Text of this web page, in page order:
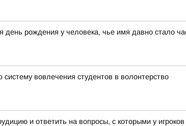
рождения у человека, чье имя давно стало
вовлечения студентов в волонтерство
и ответить на вопросы, с которыми у